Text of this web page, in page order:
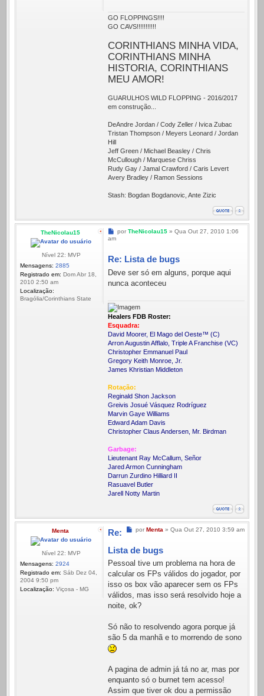
GO FLOPPINGS!!!!
GO CAVS!!!!!!!!!!!
CORINTHIANS MINHA VIDA,
CORINTHIANS MINHA
HISTORIA, CORINTHIANS
MEU AMOR!
GUARULHOS WILD FLOPPING - 2016/2017
em construção...
DeAndre Jordan / Cody Zeller / Ivica Zubac
Tristan Thompson / Meyers Leonard / Jordan
Hill
Jeff Green / Michael Beasley / Chris
McCullough / Marquese Chriss
Rudy Gay / Jamal Crawford / Caris Levert
Avery Bradley / Ramon Sessions
Stash: Bogdan Bogdanovic, Ante Zizic
TheNicolau15
Nível 22: MVP
Mensagens: 2885
Registrado em: Dom Abr 18,
2010 2:50 am
Localização:
Bragólia/Corinthians State
Mensagem
por TheNicolau15» Qua Out 27, 2010 1:06
am
Re: Lista de bugs
Deve ser só em alguns, porque aqui
nunca aconteceu
Healers FDB Roster:
Esquadra:
David Moorer, El Mago del Oeste™ (C)
Arron Augustin Afflalo, Triple A Franchise (VC)
Christopher Emmanuel Paul
Gregory Keith Monroe, Jr.
James Khristian Middleton
Rotação:
Reginald Shon Jackson
Greivis Josué Vásquez Rodríguez
Marvin Gaye Williams
Edward Adam Davis
Christopher Claus Andersen, Mr. Birdman
Garbage:
Lieutenant Ray McCallum, Señor
Jared Armon Cunningham
Darrun Zurdino Hilliard II
Rasuavel Butler
Jarell Notty Martin
Menta
Nível 22: MVP
Mensagens: 2924
Registrado em: Sáb Dez 04,
2004 9:50 pm
Localização: Viçosa - MG
Mensagem
por Menta » Qua Out 27, 2010 3:59 am
Re:
Lista de bugs
Pessoal tive um problema na hora de
calcular os FPs válidos do jogador, por
isso os box vão aparecer sem os FPs
válidos, mas isso será resolvido hoje a
noite, ok?
Só não to resolvendo agora porque já
são 5 da manhã e to morrendo de sono
A pagina de admin já tá no ar, mas por
enquanto só o burnet tem acesso!
Assim que tiver ok dou a permissão